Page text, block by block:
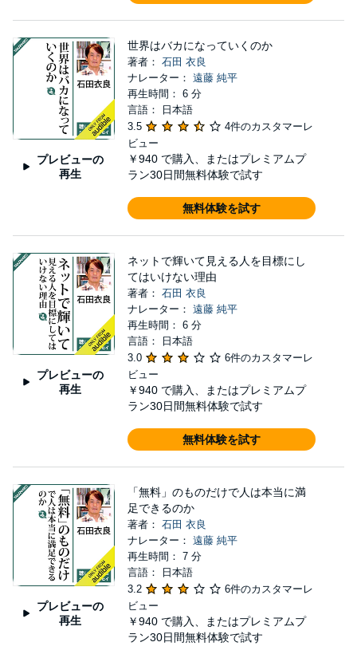
プレビューの
再生
世界はバカになっていくのか
著者： 石田 衣良
ナレーター： 遠藤 純平
再生時間： 6 分
言語： 日本語
3.5
4件のカスタマーレ
ビュー
￥940 で購入、またはプレミアムプ
ラン30日間無料体験で試す
無料体験を試す
プレビューの
再生
ネットで輝いて見える人を目標にし
てはいけない理由
著者： 石田 衣良
ナレーター： 遠藤 純平
再生時間： 6 分
言語： 日本語
3.0
6件のカスタマーレ
ビュー
￥940 で購入、またはプレミアムプ
ラン30日間無料体験で試す
無料体験を試す
プレビューの
再生
「無料」のものだけで人は本当に満
足できるのか
著者： 石田 衣良
ナレーター： 遠藤 純平
再生時間： 7 分
言語： 日本語
3.2
6件のカスタマーレ
ビュー
￥940 で購入、またはプレミアムプ
ラン30日間無料体験で試す